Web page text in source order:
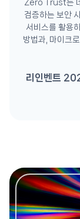
Zero Trust는
검증하는 보안
서비스를 활용
방법과, 마이크
리인벤트